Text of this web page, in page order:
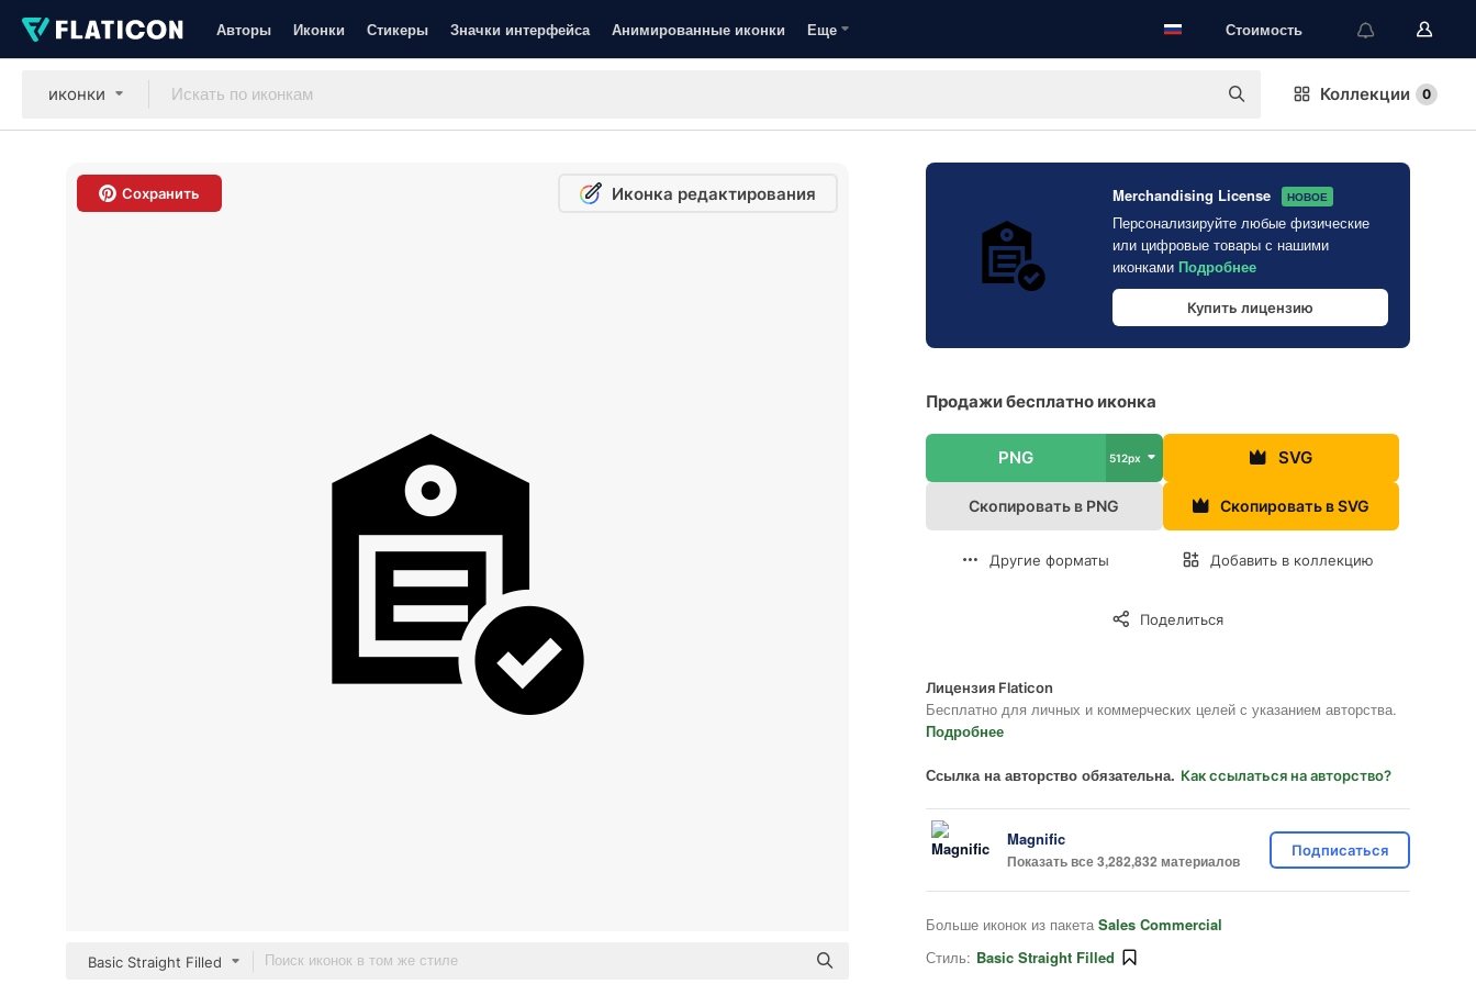
Авторы Иконки Стикеры Значки интерфейса Анимированные иконки Еще Стоимость
иконки Коллекции 0
Сохранить Иконка редактирования
Basic Straight Filled
Merchandising License НОВОЕ
Персонализируйте любые физические
или цифровые товары с нашими
иконками Подробнее
Купить лицензию
Продажи бесплатно иконка
PNG 512px SVG
Скопировать в PNG Скопировать в SVG
Другие форматы Добавить в коллекцию
Поделиться
Лицензия Flaticon
Бесплатно для личных и коммерческих целей с указанием авторства.
Подробнее
Ссылка на авторство обязательна. Как ссылаться на авторство?
Magnific
Показать все 3,282,832 материалов
Подписаться
Больше иконок из пакета Sales Commercial
Стиль: Basic Straight Filled